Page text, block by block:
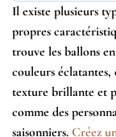
Il existe plusieurs
propres
trouve les ballons
couleurs
texture brillante et
comme des
saisonniers. Créez